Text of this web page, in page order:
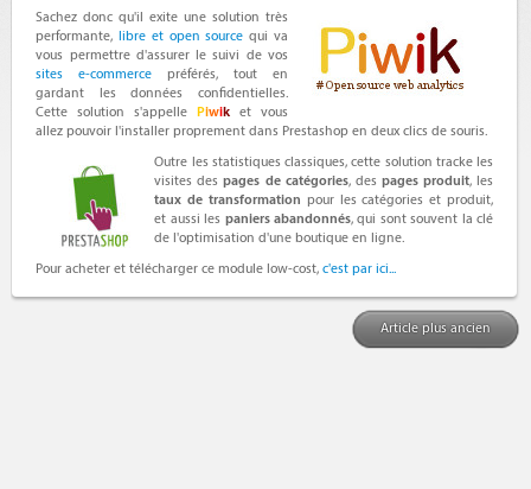
Sachez donc qu'il exite une solution très
performante,libre et open source qui va
vous permettre d'assurer le suivi de vos
sites e-commerce préférés, tout en
gardant les données confidentielles.
Cette solution s'appellePiwik et vous
allez pouvoir l'installer proprement dans Prestashop en deux clics de souris.
Outre les statistiques classiques, cette solution tracke les
visites despages de catégories, des pages produit, les
taux de transformation pour les catégories et produit,
et aussi les paniers abandonnés, qui sont souvent la clé
de l'optimisation d'une boutique en ligne.
Pour acheter et télécharger ce module low-cost,c'est par ici...
Article plus ancien